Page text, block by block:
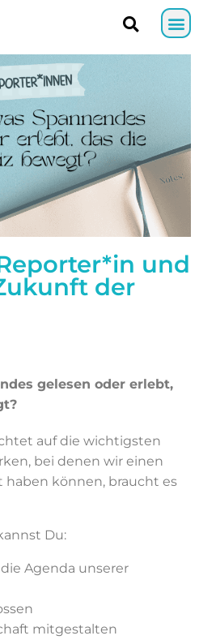
und
der
gelesen oder erlebt,
auf die wichtigsten
bei denen wir einen
können, braucht es
Du:
Agenda unserer
mitgestalten